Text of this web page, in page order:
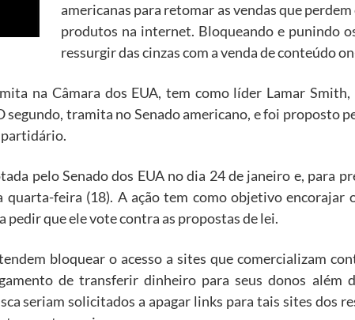
americanas para retomar as vendas que
produtos na internet. Bloqueando e punindo
ressurgir das cinzas com a venda de conteúdo
na Câmara dos EUA, tem como líder Lamar Smith,
tramita no Senado americano, e foi proposto
pelo Senado dos EUA no dia 24 de janeiro e, para
quarta-feira (18). A ação tem como objetivo
pedir que ele vote contra as propostas de lei.
bloquear o acesso a sites que comercializam
de transferir dinheiro para seus donos além
seriam solicitados a apagar links para tais sites dos